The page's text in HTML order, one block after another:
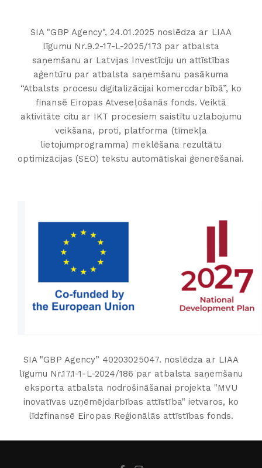
SIA "GBP Agency", 24.01.2025 noslēdza ar LIAA
līgumu Nr.9.2-17-L-2025/173 par atbalsta
saņemšanu ar Latvijas Investīciju un attīstības
aģentūru par atbalsta saņemšanu pasākuma
“Atbalsts procesu digitalizācijai komercdarbībā”, ko
finansē Eiropas Atveseļošanās fonds. Veiktā
aktivitāte citu ar IKT procesiem saistītu uzlabojumu
veikšana, proti, platforma (tīmekļa
lietojumprogramma) meklēšana rezultātu
optimizācijas (SEO) tekstu automātiskai ģenerēšanai.
SIA "GBP Agency” 40203025047. noslēdza ar LIAA
līgumu Nr.17.1-1-L-2024/186 par atbalsta saņemšanu
eksporta atbalsta nodrošināšanai projekta "MVU
inovatīvas uzņēmējdarbības attīstība" ietvaros, ko
līdzfinansē Eiropas Reģionālās attīstības fonds.